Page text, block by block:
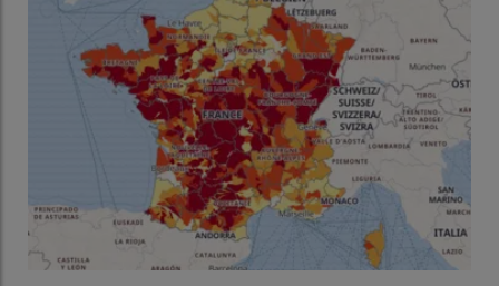
lacunes pour les agriculteurs, selon André
Chassaigne ?